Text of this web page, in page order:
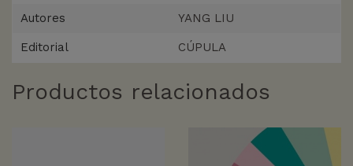
Autores YANG LIU
Editorial CÚPULA
Productos relacionados